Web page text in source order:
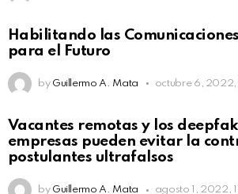
Habilitando las
para el Futuro
by Guillermo A. Mata octubre 6, 2022,
Vacantes remotas y los
empresas pueden evitar la
postulantes ultrafalsos
by Guillermo A. Mata agosto 1, 2022,